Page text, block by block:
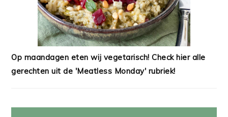
Op maandagen eten wij vegetarisch! Check hier alle
gerechten uit de 'Meatless Monday' rubriek!